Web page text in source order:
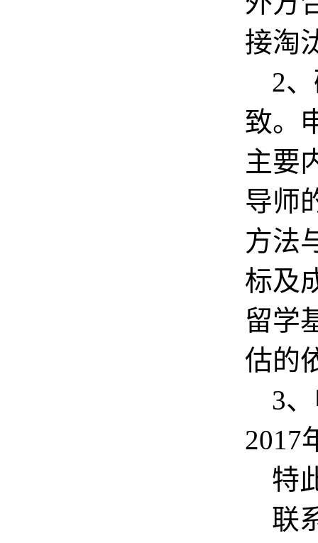
接淘
2
致。
主要
导师
方法
标及
留学
估的
3
2017
特
联